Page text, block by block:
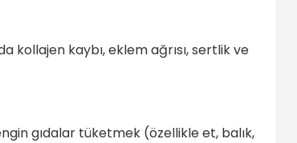
kollajen kaybı, eklem ağrısı, sertlik ve
gıdalar tüketmek (özellikle et, balık,